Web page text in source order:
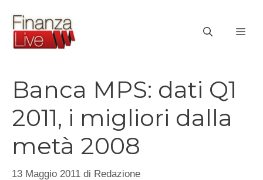
contenuto
Banca MPS: dati Q1
2011, i migliori dalla
metà 2008
13 Maggio 2011 di Redazione